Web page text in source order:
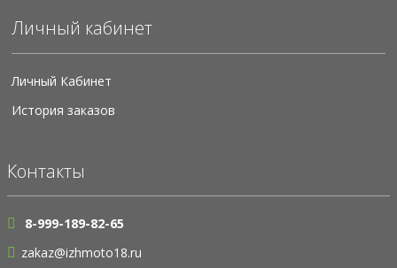
Личный кабинет
Личный Кабинет
История заказов
Контакты
8-999-189-82-65
zakaz@izhmoto18.ru